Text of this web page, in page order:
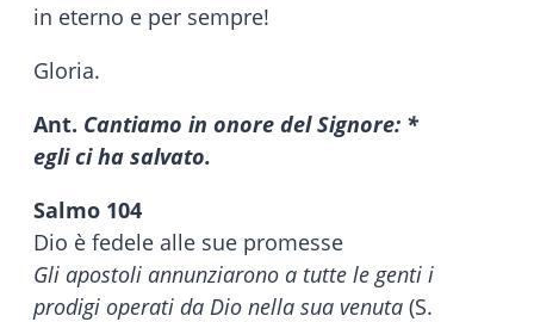
in eterno e per sempre!
Gloria.
Ant. Cantiamo in onore del Signore: *
egli ci ha salvato.
Salmo 104
Dio è fedele alle sue promesse
Gli apostoli annunziarono a tutte le genti i
prodigi operati da Dio nella sua venuta (S.